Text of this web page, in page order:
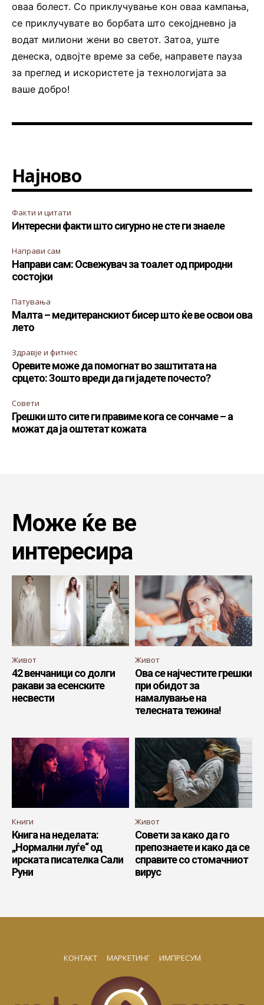
оваа болест. Со приклучување кон оваа кампања,
се приклучувате во борбата што секојдневно ја
водат милиони жени во светот. Затоа, уште
денеска, одвојте време за себе, направете пауза
за преглед и искористете ја технологијата за
ваше добро!
Најново
Факти и цитати
Интересни факти што сигурно не сте ги знаеле
Направи сам
Направи сам: Освежувач за тоалет од природни
состојки
Патувања
Малта – медитеранскиот бисер што ќе ве освои ова
лето
Здравје и фитнес
Оревите може да помогнат во заштитата на
срцето: Зошто вреди да ги јадете почесто?
Совети
Грешки што сите ги правиме кога се сончаме – а
можат да ја оштетат кожата
Може ќе ве
интересира
Живот
42 венчаници со долги
ракави за есенските
несвести
Живот
Ова се најчестите грешки
при обидот за
намалување на
телесната тежина!
Книги
Книга на неделата:
„Нормални луѓе“ од
ирската писателка Сали
Руни
Живот
Совети за како да го
препознаете и како да се
справите со стомачниот
вирус
КОНТАКТ МАРКЕТИНГ ИМПРЕСУМ